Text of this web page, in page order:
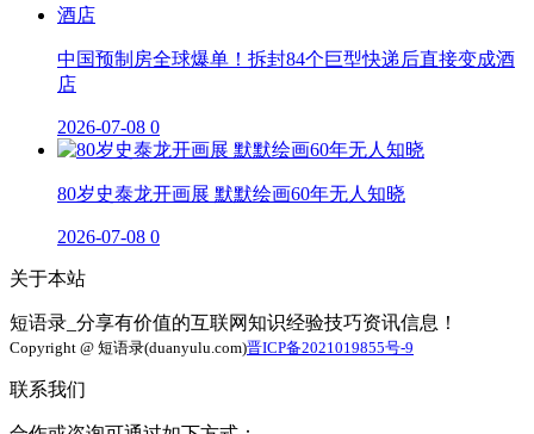
中国预制房全球爆单！拆封84个巨型快递后直接变成酒
店
2026-07-08 0
80岁史泰龙开画展 默默绘画60年无人知晓
2026-07-08 0
关于本站
短语录_分享有价值的互联网知识经验技巧资讯信息！
Copyright @ 短语录(duanyulu.com)晋ICP备2021019855号-9
联系我们